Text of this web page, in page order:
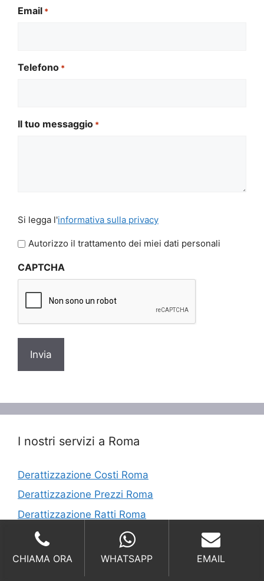
Email *
Telefono *
Il tuo messaggio *
legga
l'informativa
privacy
Si legga l'informativa sulla privacy
Autorizzo il trattamento dei miei dati personali
CAPTCHA
I nostri servizi a Roma
Derattizzazione Costi Roma
Derattizzazione Prezzi Roma
Derattizzazione Ratti Roma
Derattizzazione Topi Roma
Disinfestazione Ratti Roma
Disinfestazione Roma
CHIAMA ORA WHATSAPP EMAIL